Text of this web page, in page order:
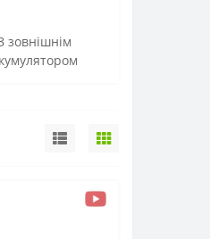
зовнішнім